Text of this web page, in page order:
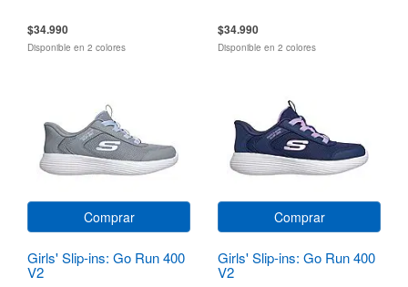
$34.990
Disponible en 2 colores
$34.990
Disponible en 2 colores
Comprar
Girls' Slip-ins: Go Run 400
V2
Comprar
Girls' Slip-ins: Go Run 400
V2